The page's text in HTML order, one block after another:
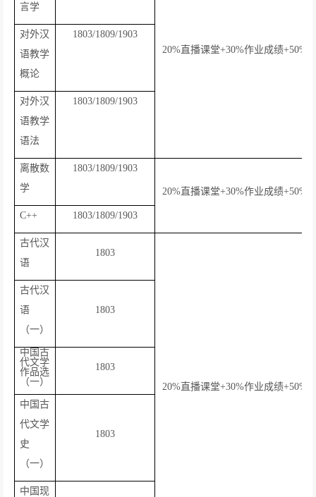
20%直播课堂+30%作业成绩+50%
言学
对外汉
语教学
概论
1803/1809/1903
对外汉
语教学
语法
1803/1809/1903
离散数
学
1803/1809/1903
20%直播课堂+30%作业成绩+50%
C++ 1803/1809/1903
古代汉
语
1803
20%直播课堂+30%作业成绩+50%
古代汉
语
（一）
1803
中国古
代文学
作品选
（一）
1803
中国古
代文学
史
（一）
1803
中国现